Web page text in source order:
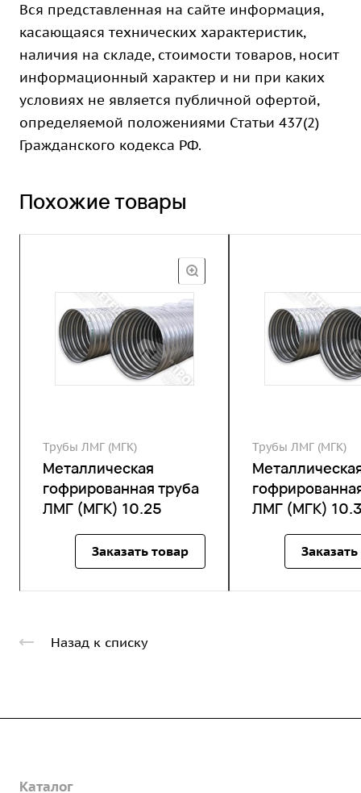
Вся представленная на сайте информация,
касающаяся технических характеристик,
наличия на складе, стоимости товаров, носит
информационный характер и ни при каких
условиях не является публичной офертой,
определяемой положениями Статьи 437(2)
Гражданского кодекса РФ.
Похожие товары
Трубы ЛМГ (МГК)
Металлическая
гофрированная труба
ЛМГ (МГК) 10.25
Заказать товар
Трубы ЛМГ (МГК)
ЛМГ (МГК)
Назад к списку
О предприятии
Каталог